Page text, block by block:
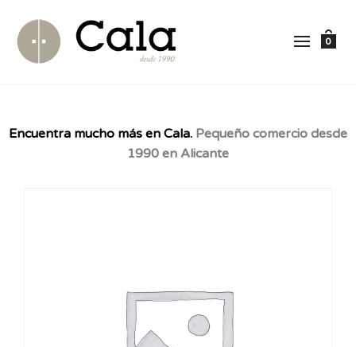
0
Encuentra mucho más en Cala. Pequeño comercio desde
1990 en Alicante